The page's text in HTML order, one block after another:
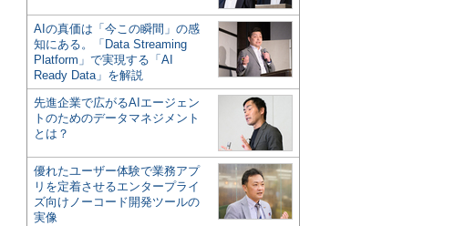
AIの真価は「今この瞬間」の感
知にある。「Data Streaming
Platform」で実現する「AI
Ready Data」を解説
先進企業で広がるAIエージェン
トのためのデータマネジメント
とは？
優れたユーザー体験で業務アプ
リを定着させるエンタープライ
ズ向けノーコード開発ツールの
実像